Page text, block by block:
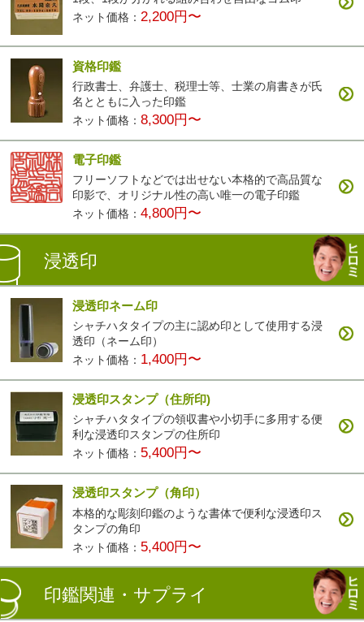
ネット価格：2,200円〜
資格印鑑
行政書士、弁護士、税理士等、士業の肩書きが氏
名とともに入った印鑑
ネット価格：8,300円〜
電子印鑑
フリーソフトなどでは出せない本格的で高品質な
印影で、オリジナル性の高い唯一の電子印鑑
ネット価格：4,800円〜
浸透印
浸透印ネーム印
シャチハタタイプの主に認め印として使用する浸
透印（ネーム印）
ネット価格： 1,400円〜
浸透印スタンプ（住所印)
シャチハタタイプの領収書や小切手に多用する便
利な浸透印スタンプの住所印
ネット価格： 5,400円〜
浸透印スタンプ（角印）
本格的な彫刻印鑑のような書体で便利な浸透印ス
タンプの角印
ネット価格： 5,400円〜
印鑑関連・サプライ